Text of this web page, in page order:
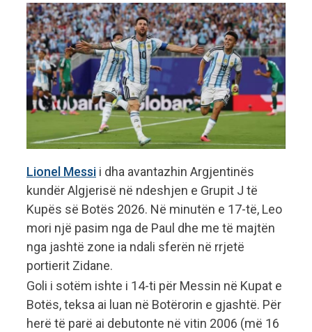
Lionel Messi i dha avantazhin Argjentinës
kundër Algjerisë në ndeshjen e Grupit J të
Kupës së Botës 2026. Në minutën e 17-të, Leo
mori një pasim nga de Paul dhe me të majtën
nga jashtë zone ia ndali sferën në rrjetë
portierit Zidane.
Goli i sotëm ishte i 14-ti për Messin në Kupat e
Botës, teksa ai luan në Botërorin e gjashtë. Për
herë të parë ai debutonte në vitin 2006 (më 16